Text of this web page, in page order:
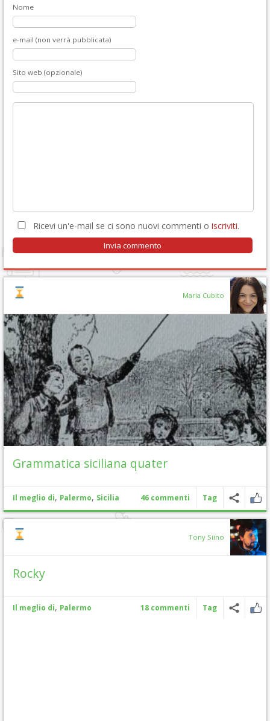
Nome
e-mail (non verrà pubblicata)
Sito web (opzionale)
Ricevi un'e-mail se ci sono nuovi commenti o iscriviti.
Maria Cubito
Grammatica siciliana quater
Il meglio di, Palermo, Sicilia 46 commenti Tag
Tony Siino
Rocky
Il meglio di, Palermo 18 commenti Tag